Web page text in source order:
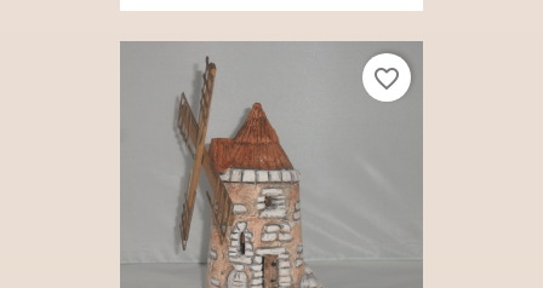
favorite_border